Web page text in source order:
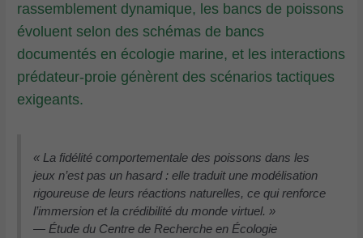
rassemblement dynamique, les bancs de poissons
évoluent selon des schémas de bancs
documentés en écologie marine, et les interactions
prédateur-proie génèrent des scénarios tactiques
exigeants.
« La fidélité comportementale des poissons dans les
jeux n’est pas un hasard : elle traduit une modélisation
rigoureuse de leurs réactions naturelles, ce qui renforce
l’immersion et la crédibilité du monde virtuel. »
— Étude du Centre de Recherche en Écologie